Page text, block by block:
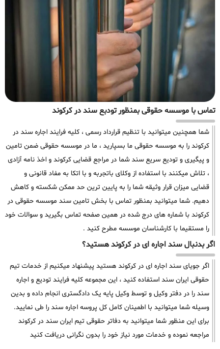
تماس با موسسه حقوقی بمنظور تودبع سند در کرکوند
شما همچنین میتوانید با تنظیم قرارداد رسمی ، کلیه فرایند اجاره سند در
کرکوند را به موسسه حقوقی ما بسپارید ، ما در موسسه حقوقی ضمن تامین
و پیگیری و تودیع سریع سند شما در مراجع قضایی کرکوند و اخذ نامه آزادی
، تلاش میکنند با استفاده از وکلای باتجربه و با اتکا به مفاد قانونی و
قضایی میزان قرار وثیقه شما را به پایین ترین حد ممکن شکسته و کاهش
دهیم. شما میتوانید بمنظور تماس با بخش تامین سند موسسه حقوقی در
کرکوند با شماره های درج شده در همین صفحه تماس بگیرید و سوالات خود
را مستقیما با کارشناسان موسسه مطرح کنید .
اگر بدنبال سند اجاره ای در کرکوند هستید؟
اگر جویای سند اجاره ای در کرکوند هستید پیشنهاد میکنیم از خدمات تیم
حقوقی ایران سند استفاده کنید ، این مجموعه کلیه فرایند تودیع و اجاره
سند را در دفتر وکیل و توسط وکیل پایه یک دادگستری انجام داده و بدین
وسیله شما میتوانید با اطمینان کامل کل پروسه اجاره سند را طی نمایید.
برای این منظور شما میتوانید به دفاتر حقوقی تیم ایران سند در کرکوند
مراجعه نموده و خدمات مورد نیاز خود را بدون نگرانی دریافت کنید